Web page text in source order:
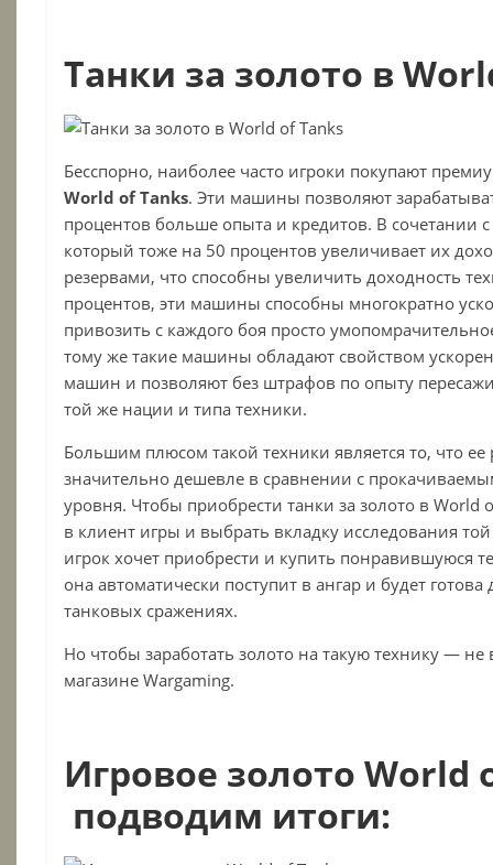
Танки за золото в
Бесспорно, наиболее часто игроки покупают
World ofTanks. Эти машины позволяют
процентов больше опыта и кредитов. В сочетании
который тоже на 50 процентов увеличивает их
резервами, что способны увеличить доходность
процентов, эти машины способны многократно
привозить с каждого боя просто
тому же такие машины обладают свойством
машин и позволяют без штрафов по опыту
той же нации и типа техники.
Большим плюсом такой техники является то, что ее
значительно дешевле в сравнении с
уровня. Чтобы приобрести танки за золото вWorld
в клиент игры и выбрать вкладку исследования
игрок хочет приобрести и купить понравившуюся
она автоматически поступит в ангар и будет
танковых сражениях.
Но чтобы заработать золото на такую технику — не
магазине Wargaming.
Игровое золото World
подводим итоги: